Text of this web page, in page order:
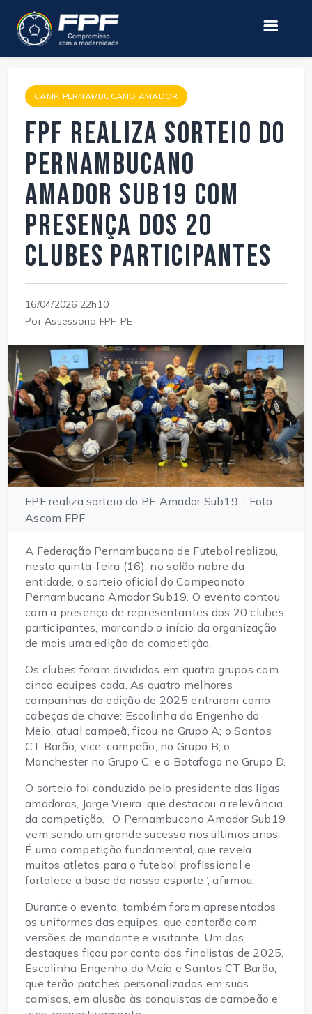
CAMP. PERNAMBUCANO AMADOR
FPF realiza sorteio do
Pernambucano
Amador Sub19 com
presença dos 20
clubes participantes
16/04/2026 22h10
Por Assessoria FPF-PE -
FPF realiza sorteio do PE Amador Sub19 - Foto:
Ascom FPF
A Federação Pernambucana de Futebol realizou,
nesta quinta-feira (16), no salão nobre da
entidade, o sorteio oficial do Campeonato
Pernambucano Amador Sub19. O evento contou
com a presença de representantes dos 20 clubes
participantes, marcando o início da organização
de mais uma edição da competição.
Os clubes foram divididos em quatro grupos com
cinco equipes cada. As quatro melhores
campanhas da edição de 2025 entraram como
cabeças de chave: Escolinha do Engenho do
Meio, atual campeã, ficou no Grupo A; o Santos
CT Barão, vice-campeão, no Grupo B; o
Manchester no Grupo C; e o Botafogo no Grupo D.
O sorteio foi conduzido pelo presidente das ligas
amadoras, Jorge Vieira, que destacou a relevância
da competição. “O Pernambucano Amador Sub19
vem sendo um grande sucesso nos últimos anos.
É uma competição fundamental, que revela
muitos atletas para o futebol profissional e
fortalece a base do nosso esporte”, afirmou.
Durante o evento, também foram apresentados
os uniformes das equipes, que contarão com
versões de mandante e visitante. Um dos
destaques ficou por conta dos finalistas de 2025,
Escolinha Engenho do Meio e Santos CT Barão,
que terão patches personalizados em suas
camisas, em alusão às conquistas de campeão e